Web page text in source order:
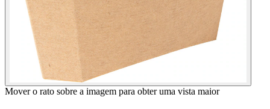
Mover o rato sobre a imagem para obter uma vista maior